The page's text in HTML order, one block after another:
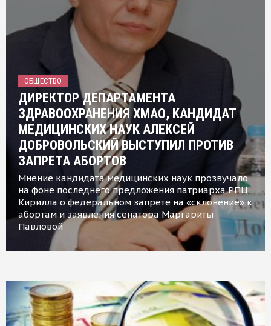
ОБЩЕСТВО
ДИРЕКТОР ДЕПАРТАМЕНТА
ЗДРАВООХРАНЕНИЯ ХМАО, КАНДИДАТ
МЕДИЦИНСКИХ НАУК АЛЕКСЕЙ
ДОБРОВОЛЬСКИЙ ВЫСТУПИЛ ПРОТИВ
ЗАПРЕТА АБОРТОВ
Мнение кандидата медицинских наук прозвучало
на фоне последнего предложения патриарха РПЦ
Кирилла о федеральном запрете на «склонение» к
абортам и заявления сенатора Маргариты
Павловой